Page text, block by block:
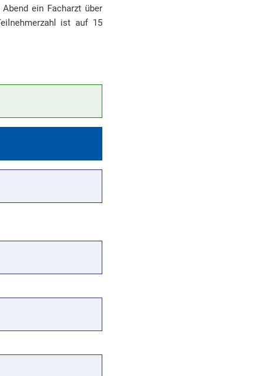
ein Facharzt über
ist auf 15